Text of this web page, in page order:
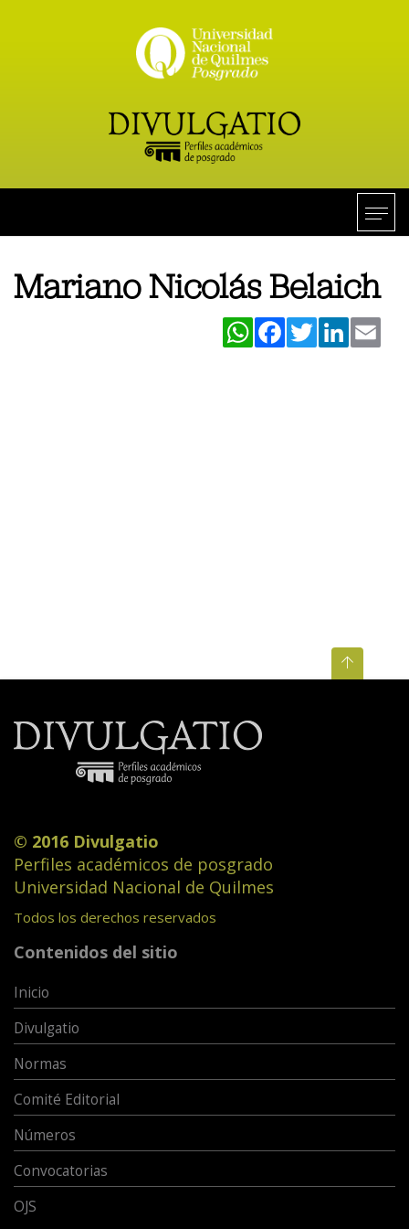
Mariano Nicolás Belaich
WhatsAppFacebookTwitterLinkedIn
© 2016 Divulgatio
Perfiles académicos de posgrado
Universidad Nacional de Quilmes
Todos los derechos reservados
Contenidos del sitio
Inicio
Divulgatio
Normas
Comité Editorial
Números
Convocatorias
OJS